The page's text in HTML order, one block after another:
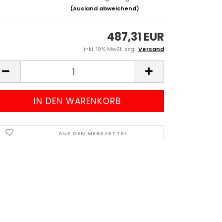
(Ausland abweichend)
487,31 EUR
inkl. 19% MwSt. zzgl.Versand
AUF DEN MERKZETTEL